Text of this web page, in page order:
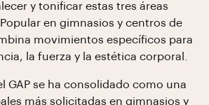
y tonificar estas tres áreas
en gimnasios y centros de
movimientos específicos para
la fuerza y la estética corporal.
GAP se ha consolidado como una
más solicitadas en gimnasios y